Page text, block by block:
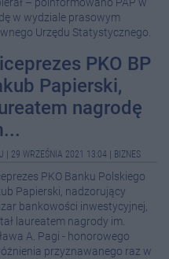
– poinformowano PAP w
w wydziale prasowym
Urzędu Statystycznego.
PKO BP
Papierski,
nagrodę
29 WRZEŚNIA 2021 13:04 BIZNES
PKO Banku Polskiego
Papierski, nadzorujący
bankowości inwestycyjnej,
laureatem nagrody im.
A. Pagi - honorowego
przyznawanego raz w